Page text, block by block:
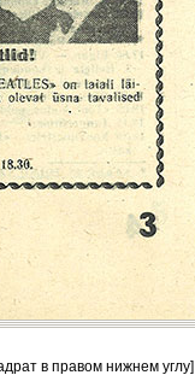
в правом нижнем углу]